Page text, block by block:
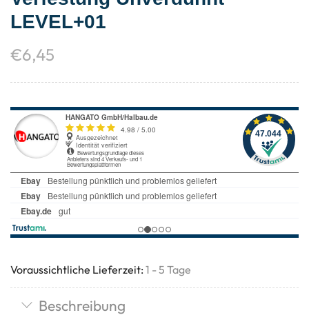
LEVEL+01
€6,45
Voraussichtliche Lieferzeit: 1 - 5 Tage
Beschreibung